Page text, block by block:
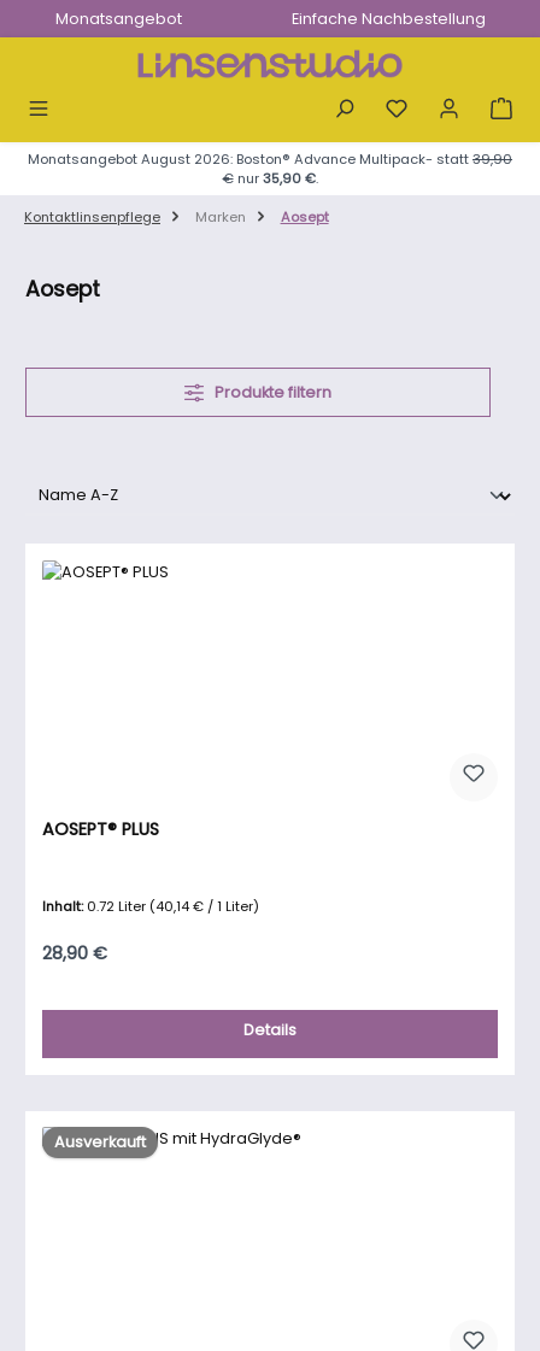
Zum Hauptinhalt springen
Monatsangebot Einfache Nachbestellung
Monatsangebot August 2026: Boston® Advance Multipack- statt39,90
€nur35,90 €.
Kontaktlinsenpflege
Marken Aosept
Aosept
Produkte filtern
AOSEPT® PLUS
Inhalt:0.72 Liter (40,14 € / 1 Liter)
Regulärer Preis:
28,90 €
Details
Ausverkauft